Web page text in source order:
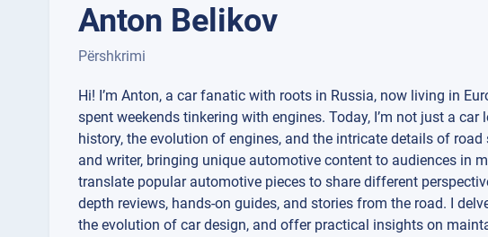
Anton Belikov
Përshkrimi
Hi! I’m Anton, a car fanatic with roots in Russia, now living in
spent weekends tinkering with engines. Today, I’m not just a
history, the evolution of engines, and the intricate details of
and writer, bringing unique automotive content to audiences in
translate popular automotive pieces to share different
depth reviews, hands-on guides, and stories from the road. I
the evolution of car design, and offer practical insights on